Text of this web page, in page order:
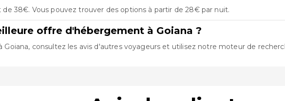
de 38€. Vous pouvez trouver des options à partir de 28€ par nuit.
offre d'hébergement à Goiana ?
Goiana, consultez les avis d'autres voyageurs et utilisez notre moteur de